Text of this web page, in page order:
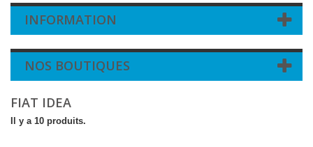
INFORMATION
NOS BOUTIQUES
FIAT IDEA
Il y a 10 produits.